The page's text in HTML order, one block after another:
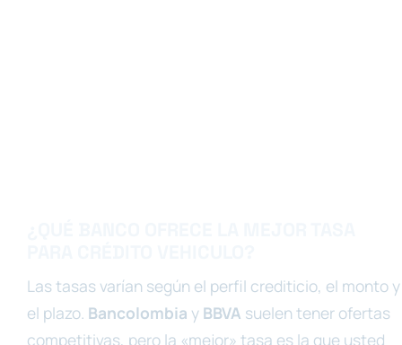
Las tasas varían según el perfil crediticio, el monto y
el plazo. Bancolombia y BBVA suelen tener ofertas
competitivas, pero la «mejor» tasa es la que usted